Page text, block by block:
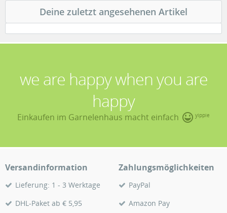
Deine zuletzt angesehenen Artikel
we are happy when you are
happy
Einkaufen im Garnelenhaus macht einfach yippie
Versandinformation
Lieferung: 1 - 3 Werktage
DHL-Paket ab € 5,95
Zahlungsmöglichkeiten
PayPal
Amazon Pay